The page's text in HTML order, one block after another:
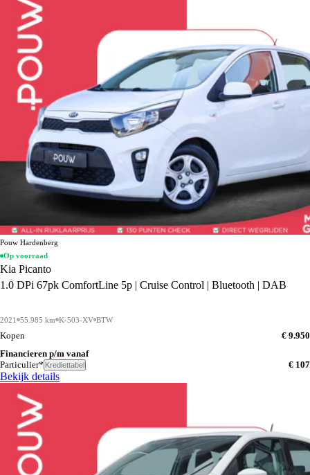
Pouw Hardenberg
Op voorraad
Kia Picanto
1.0 DPi 67pk ComfortLine 5p | Cruise Control | Bluetooth | DAB
2021 55.985 km K-503-XV BTW
Kopen
€ 9.950
Financieren p/m vanaf
Particulier* Krediettabel € 107
Bekijk details